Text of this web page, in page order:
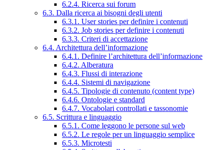
6.2.4. Ricerca sui forum
6.3. Dalla ricerca ai bisogni degli utenti
6.3.1. User stories per definire i contenuti
6.3.2. Job stories per definire i contenuti
6.3.3. Criteri di accettazione
6.4. Architettura dell’informazione
6.4.1. Definire l’architettura dell’informazione
6.4.2. Alberatura
6.4.3. Flussi di interazione
6.4.4. Sistemi di navigazione
6.4.5. Tipologie di contenuto (content type)
6.4.6. Ontologie e standard
6.4.7. Vocabolari controllati e tassonomie
6.5. Scrittura e linguaggio
6.5.1. Come leggono le persone sul web
6.5.2. Le regole per un linguaggio semplice
6.5.3. Microtesti